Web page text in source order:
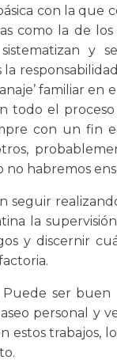
con la que
como la de
y
familiar en
todo el
con un fin
no habremos
seguir
la
y discernir
Puede ser
personal y
estos trabajos,